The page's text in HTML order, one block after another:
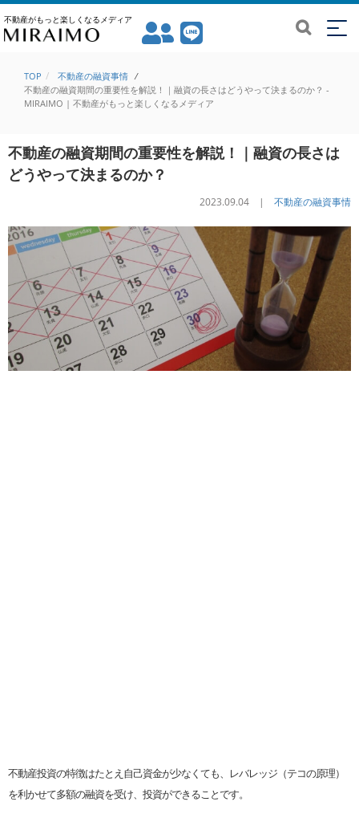
不動産がもっと楽しくなるメディア
TOP 不動産の融資事情 /
不動産の融資期間の重要性を解説！｜融資の長さはどうやって決まるのか？ -
MIRAIMO | 不動産がもっと楽しくなるメディア
不動産の融資期間の重要性を解説！｜融資の長さは
どうやって決まるのか？
2023.09.04 | 不動産の融資事情
不動産投資の特徴はたとえ自己資金が少なくても、レバレッジ（テコの原理）
を利かせて多額の融資を受け、投資ができることです。